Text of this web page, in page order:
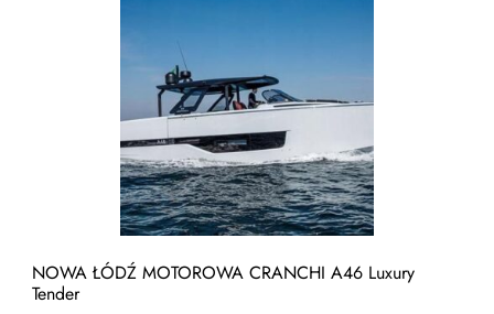
NOWA ŁÓDŹ MOTOROWA CRANCHI A46 Luxury
Tender